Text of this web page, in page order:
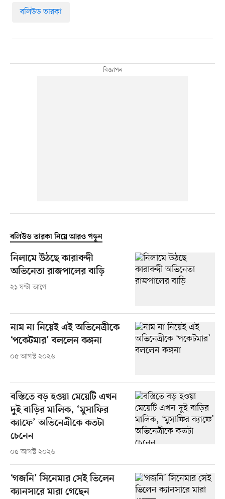
বলিউড তারকা
বলিউড তারকা নিয়ে আরও পড়ুন
নিলামে উঠছে কারাবন্দী
অভিনেতা রাজপালের বাড়ি
২১ ঘণ্টা আগে
নাম না নিয়েই এই অভিনেত্রীকে
‘পকেটমার’ বললেন কঙ্গনা
০৫ আগস্ট ২০২৬
বস্তিতে বড় হওয়া মেয়েটি এখন
দুই বাড়ির মালিক, ‘মুসাফির
ক্যাফে’ অভিনেত্রীকে কতটা
চেনেন
০৫ আগস্ট ২০২৬
‘গজনি’ সিনেমার সেই ভিলেন
ক্যানসারে মারা গেছেন